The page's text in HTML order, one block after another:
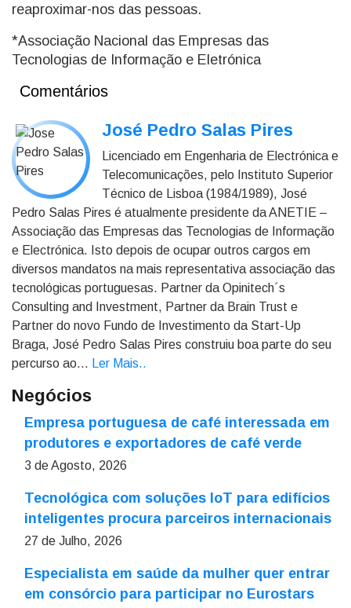
reaproximar-nos das pessoas.
*Associação Nacional das Empresas das
Tecnologias de Informação e Eletrónica
Comentários
José Pedro Salas Pires
Licenciado em Engenharia de Electrónica e
Telecomunicações, pelo Instituto Superior
Técnico de Lisboa (1984/1989), José
Pedro Salas Pires é atualmente presidente da ANETIE –
Associação das Empresas das Tecnologias de Informação
e Electrónica. Isto depois de ocupar outros cargos em
diversos mandatos na mais representativa associação das
tecnológicas portuguesas. Partner da Opinitech´s
Consulting and Investment, Partner da Brain Trust e
Partner do novo Fundo de Investimento da Start-Up
Braga, José Pedro Salas Pires construiu boa parte do seu
percurso ao...
Ler Mais..
Negócios
Empresa portuguesa de café interessada em
produtores e exportadores de café verde
3 de Agosto, 2026
Tecnológica com soluções IoT para edifícios
inteligentes procura parceiros internacionais
27 de Julho, 2026
Especialista em saúde da mulher quer entrar
em consórcio para participar no Eurostars